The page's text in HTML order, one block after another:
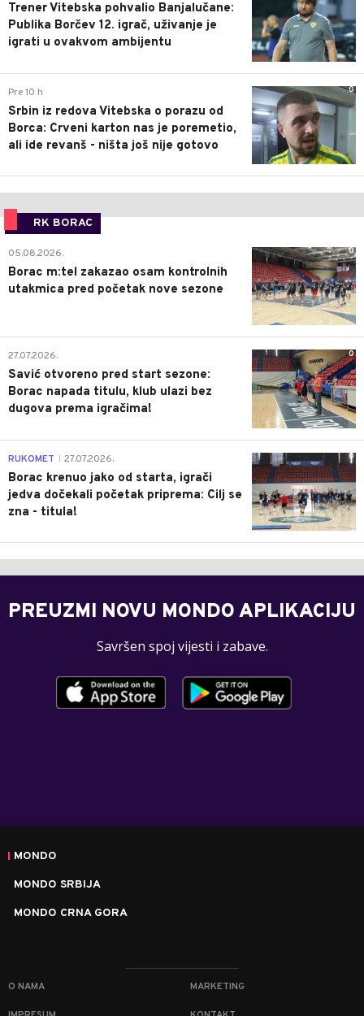
Trener Vitebska pohvalio Banjalučane:
Publika Borčev 12. igrač, uživanje je
igrati u ovakvom ambijentu
0
Pre 10 h
Srbin iz redova Vitebska o porazu od
Borca: Crveni karton nas je poremetio,
ali ide revanš - ništa još nije gotovo
RK BORAC
0
05.08.2026.
Borac m:tel zakazao osam kontrolnih
utakmica pred početak nove sezone
0
27.07.2026.
Savić otvoreno pred start sezone:
Borac napada titulu, klub ulazi bez
dugova prema igračima!
0
RUKOMET 27.07.2026.
Borac krenuo jako od starta, igrači
jedva dočekali početak priprema: Cilj se
zna - titula!
PREUZMI NOVU MONDO APLIKACIJU
Savršen spoj vijesti i zabave.
MONDO
MONDO SRBIJA
MONDO CRNA GORA
O NAMA MARKETING